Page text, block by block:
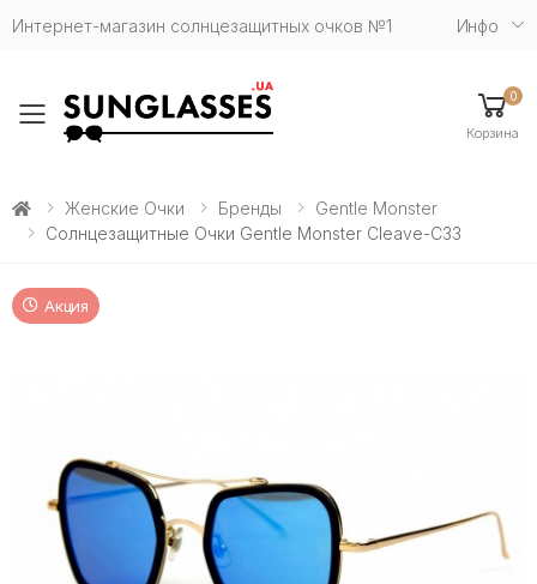
Интернет-магазин солнцезащитных очков №1 Инфо
Toggle mobile menu
0
Корзина
Женские Очки Бренды
Gentle Monster
Солнцезащитные Очки Gentle Monster Cleave-C33
Акция